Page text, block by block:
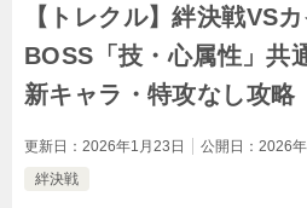
【トレクル】絆決戦VS
BOSS「技・心属性」共
新キャラ・特攻なし攻略
更新日： 2026年1月23日 公開日： 2026
絆決戦